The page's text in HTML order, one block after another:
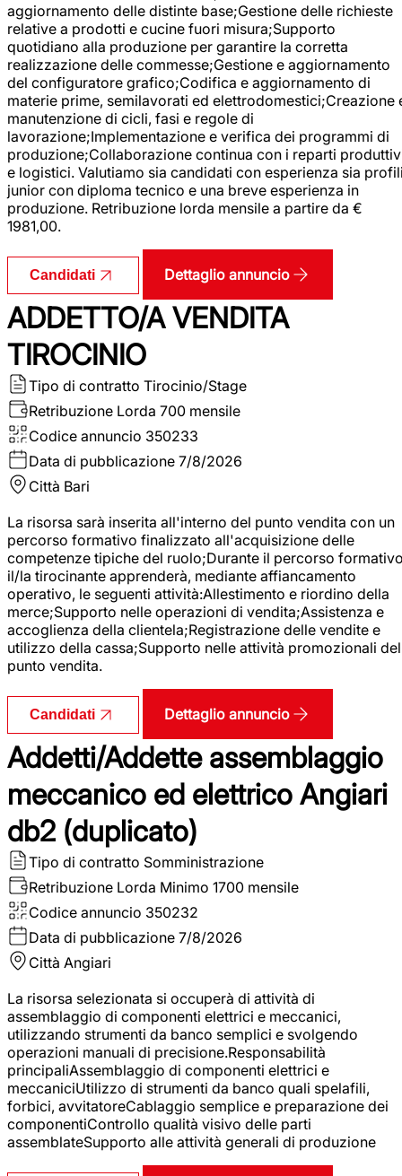
aggiornamento delle distinte base;Gestione delle richieste
relative a prodotti e cucine fuori misura;Supporto
quotidiano alla produzione per garantire la corretta
realizzazione delle commesse;Gestione e aggiornamento
del configuratore grafico;Codifica e aggiornamento di
materie prime, semilavorati ed elettrodomestici;Creazione
manutenzione di cicli, fasi e regole di
lavorazione;Implementazione e verifica dei programmi di
produzione;Collaborazione continua con i reparti
e logistici. Valutiamo sia candidati con esperienza sia
junior con diploma tecnico e una breve esperienza in
produzione. Retribuzione lorda mensile a partire da €
1981,00.
Candidati Dettaglio annuncio
ADDETTO/A VENDITA
TIROCINIO
Tipo di contratto Tirocinio/Stage
Retribuzione Lorda 700 mensile
Codice annuncio 350233
Data di pubblicazione 7/8/2026
Città Bari
La risorsa sarà inserita all'interno del punto vendita con un
percorso formativo finalizzato all'acquisizione delle
competenze tipiche del ruolo;Durante il percorso
il/la tirocinante apprenderà, mediante affiancamento
operativo, le seguenti attività:Allestimento e riordino della
merce;Supporto nelle operazioni di vendita;Assistenza e
accoglienza della clientela;Registrazione delle vendite e
utilizzo della cassa;Supporto nelle attività promozionali del
punto vendita.
Candidati Dettaglio annuncio
Addetti/Addette assemblaggio
meccanico ed elettrico Angiari
db2 (duplicato)
Tipo di contratto Somministrazione
Retribuzione Lorda Minimo 1700 mensile
Codice annuncio 350232
Data di pubblicazione 7/8/2026
Città Angiari
La risorsa selezionata si occuperà di attività di
assemblaggio di componenti elettrici e meccanici,
utilizzando strumenti da banco semplici e svolgendo
operazioni manuali di precisione.Responsabilità
principaliAssemblaggio di componenti elettrici e
meccaniciUtilizzo di strumenti da banco quali spelafili,
forbici, avvitatoreCablaggio semplice e preparazione dei
componentiControllo qualità visivo delle parti
assemblateSupporto alle attività generali di produzione